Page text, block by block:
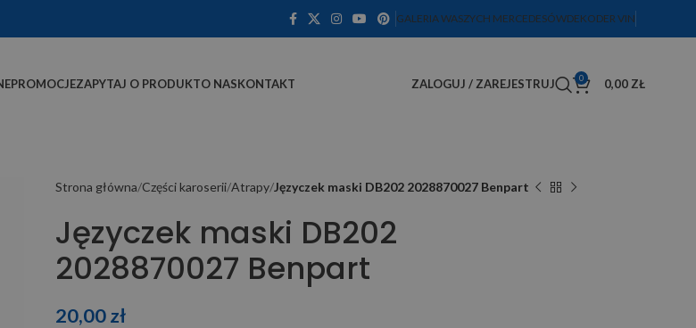
GALERIA WASZYCH MERCEDESÓWDEKODER VIN
PROMOCJEZAPYTAJ O PRODUKTO NASKONTAKT ZALOGUJ / ZAREJESTRUJ 0 0,00 ZŁ
Strona główna Części karoserii Atrapy Języczek maski DB202 2028870027 Benpart
Języczek maski DB202
2028870027 Benpart
20,00zł